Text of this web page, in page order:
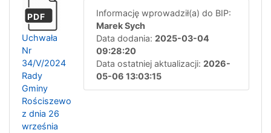
PDF
Uchwała
Nr
34/V/2024
Rady
Gminy
Rościszewo
z dnia 26
września
Informację wprowadził(a) do BIP:
Marek Sych
Data dodania: 2025-03-04
09:28:20
Data ostatniej aktualizacji: 2026-
05-06 13:03:15